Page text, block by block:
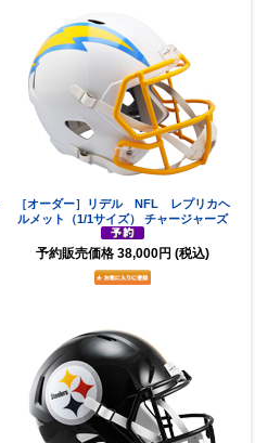
［オーダー］リデル NFL レプリカヘ
ルメット（1/1サイズ） チャージャーズ
予約販売価格 38,000円 (税込)